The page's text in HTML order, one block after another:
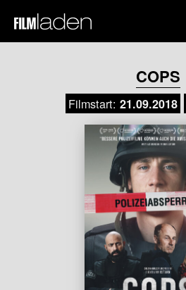
COPS
Filmstart: 21.09.2018